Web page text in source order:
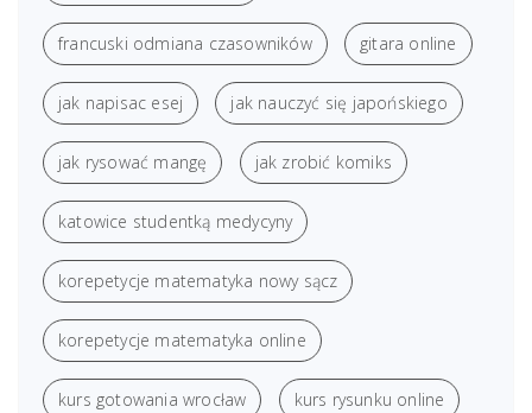
francuski odmiana czasowników gitara online
jak napisac esej jak nauczyć się japońskiego
jak rysować mangę jak zrobić komiks
katowice studentką medycyny
korepetycje matematyka nowy sącz
korepetycje matematyka online
kurs gotowania wrocław kurs rysunku online